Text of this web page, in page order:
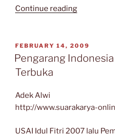
Continue reading“Azwina
Yang
Melangkah
POSTED
ON
FEBRUARY 14, 2009
Pengarang
Terbuka
Adek Alwi
http://www.suarakarya-
USAI Idul Fitri 2007 lalu